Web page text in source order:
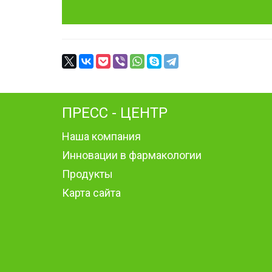
ПРЕСС - ЦЕНТР
Наша компания
Инновации в фармакологии
Продукты
Карта сайта